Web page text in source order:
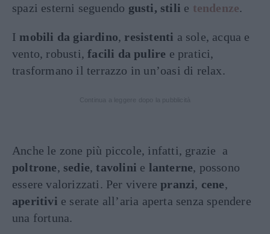
spazi esterni seguendo gusti, stili e tendenze.
I mobili da giardino, resistenti a sole, acqua e
vento, robusti,facili da pulire e pratici,
trasformano il terrazzo in un’oasi di relax.
Anche le zone più piccole, infatti, grazie a
poltrone, sedie,tavolini e lanterne, possono
essere valorizzati. Per viverepranzi, cene,
aperitivi e serate all’aria aperta senza spendere
una fortuna.